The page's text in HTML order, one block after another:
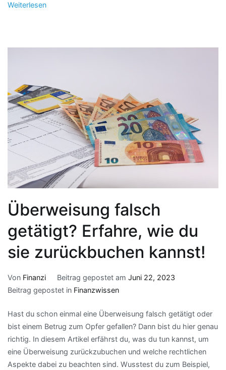
Weiterlesen
Überweisung falsch
getätigt? Erfahre, wie du
sie zurückbuchen kannst!
Von Finanzi Beitrag gepostet am Juni 22, 2023
Beitrag gepostet in Finanzwissen
Hast du schon einmal eine Überweisung falsch getätigt oder
bist einem Betrug zum Opfer gefallen? Dann bist du hier genau
richtig. In diesem Artikel erfährst du, was du tun kannst, um
eine Überweisung zurückzubuchen und welche rechtlichen
Aspekte dabei zu beachten sind. Wusstest du zum Beispiel,